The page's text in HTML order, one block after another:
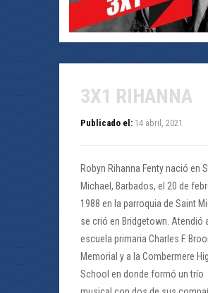
3X1 RIHANNA
Publicado el: 14 abril, 2021
Robyn Rihanna Fenty nació en
Michael, Barbados, el 20 de
1988 en la parroquia de Saint
se crió en Bridgetown. Atendió
escuela primaria Charles F.
Memorial y a la Combermere
School en donde formó un trío